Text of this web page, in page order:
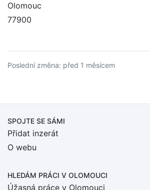
Olomouc
77900
Poslední změna: před 1 měsícem
SPOJTE SE SÁMI
Přidat inzerát
O webu
HLEDÁM PRÁCI V OLOMOUCI
Úžasná práce v Olomouci